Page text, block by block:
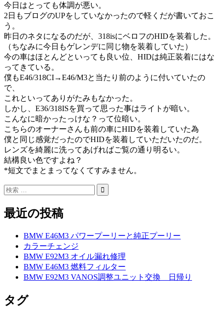
今日はとっても体調が悪い。
2日もブログのUPをしていなかったので軽くだが書いておこ
う。
昨日のネタになるのだが、318isにベロフのHIDを装着した。
（ちなみに今日もゲレンデに同じ物を装着していた）
今の車はほとんどといっても良い位、HIDは純正装着にはな
ってきている。
僕もE46/318CI→E46/M3と当たり前のように付いていたの
で、
これといってありがたみもなかった。
しかし、E36/318ISを買って思った事はライトが暗い。
こんなに暗かったっけな？って位暗い。
こちらのオーナーさんも前の車にHIDを装着していた為
僕と同じ感覚だったのでHIDを装着していただいたのだ。
レンズを綺麗に洗ってあげればご覧の通り明るい。
結構良い色ですよね？
*短文でまとまってなくてすみません。
最近の投稿
BMW E46M3 パワープーリーと純正プーリー
カラーチェンジ
BMW E92M3 オイル漏れ修理
BMW E46M3 燃料フィルター
BMW E92M3 VANOS調整ユニット交換 日帰り
タグ